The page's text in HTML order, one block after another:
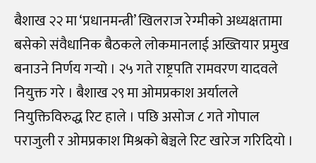
बैशाख २२ मा ‘प्रधानमन्त्री’ खिलराज रेग्मीको अध्यक्षतामा
बसेको संवैधानिक बैठकले लोकमानलाई अख्तियार प्रमुख
बनाउने निर्णय गर्‍यो । २५ गते राष्ट्रपति रामवरण यादवले
नियुक्त गरे । बैशाख २९ मा ओमप्रकाश अर्यालले
नियुक्तिविरुद्ध रिट हाले । पछि असोज ८ गते गोपाल
पराजुली र ओमप्रकाश मिश्रको बेञ्चले रिट खारेज गरिदियो ।